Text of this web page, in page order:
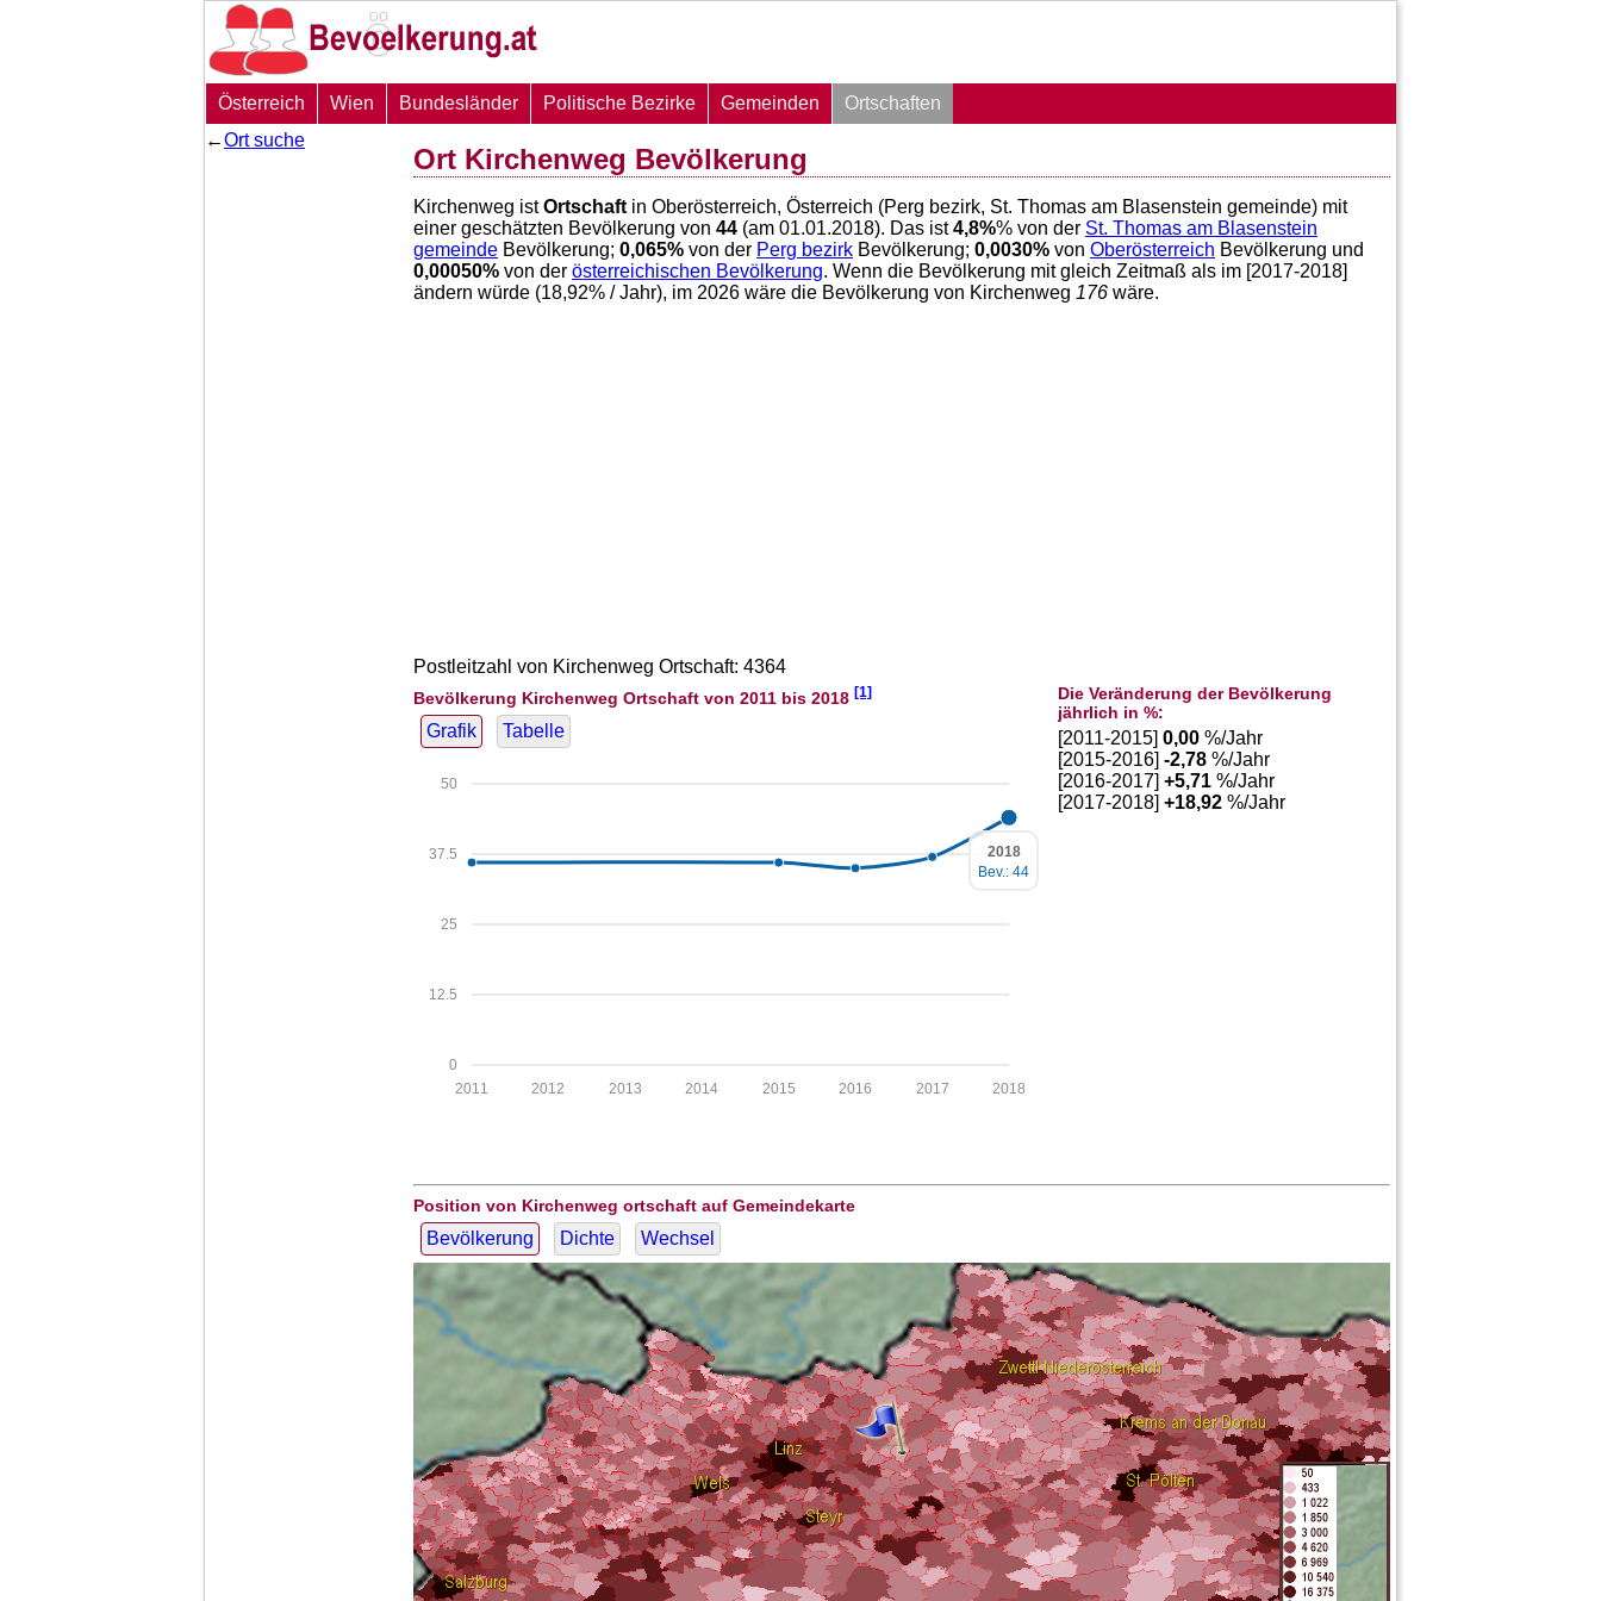
Österreich Wien Bundesländer Politische Bezirke Gemeinden
Ortschaften
←Ort suche
Ort Kirchenweg Bevölkerung
Kirchenweg istOrtschaft in Oberösterreich, Österreich (Perg bezirk, St. Thomas am Blasenstein gemeinde) mit
einer geschätzten Bevölkerung von 44 (am 01.01.2018). Das ist4,8%% von der St. Thomas am Blasenstein
gemeinde Bevölkerung; 0,065% von der Perg bezirk Bevölkerung; 0,0030% von Oberösterreich Bevölkerung und
0,00050% von der österreichischen Bevölkerung. Wenn die Bevölkerung mit gleich Zeitmaß als im [2017-2018]
ändern würde (18,92% / Jahr), im 2026 wäre die Bevölkerung von Kirchenweg 176 wäre.
Postleitzahl von Kirchenweg Ortschaft: 4364
Bevölkerung Kirchenweg Ortschaft von 2011 bis 2018 [1]
Grafik Tabelle
0
12.5
25
37.5
50
2018
2017
2016
2015
2014
2013
2012
2011
2018
Bev.: 44
Die Veränderung der Bevölkerung
jährlich in %:
[2011-2015]0,00 %/Jahr
[2015-2016]-2,78 %/Jahr
[2016-2017]+5,71 %/Jahr
[2017-2018]+18,92 %/Jahr
Position von Kirchenweg ortschaft auf Gemeindekarte
Bevölkerung Dichte Wechsel